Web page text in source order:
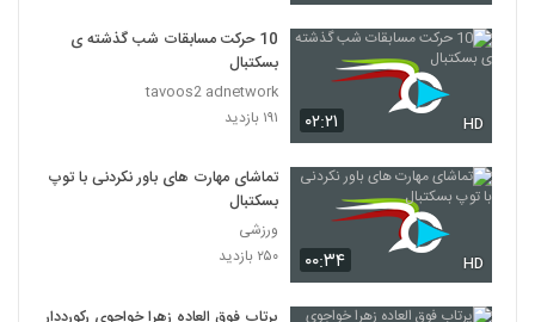
۰۲:۲۱ HD
10 حرکت مسابقات شب گذشته ی
بسکتبال
tavoos2 adnetwork
۱۹۱ بازدید
۰۰:۳۴ HD
تماشای مهارت های باور نکردنی با توپ
بسکتبال
ورزشی
۲۵۰ بازدید